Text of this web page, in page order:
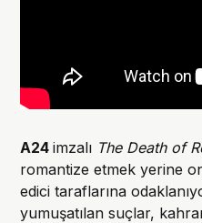
A24imzalı The Death of
romantize etmek yerine
edici taraflarına
yumuşatılan suçlar,